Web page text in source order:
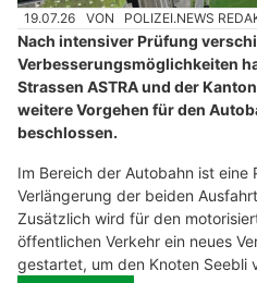
19.07.26 VON POLIZEI.NEWS
Nach intensiver Prüfung
Verbesserungsmöglichkeiten
Strassen ASTRA und der
weitere Vorgehen für den
beschlossen.
Im Bereich der Autobahn ist
Verlängerung der beiden
Zusätzlich wird für den
öffentlichen Verkehr ein neues
gestartet, um den Knoten Seebli